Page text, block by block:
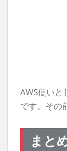
AWS使いと
です。その
まと